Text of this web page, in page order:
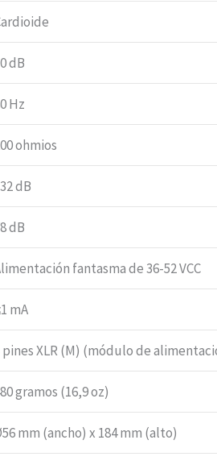
dB
Hz
ohmios
dB
dB
fantasma de 36-52 VCC
mA
pines XLR (M) (módulo de
gramos (16,9 oz)
mm (ancho) x 184 mm (alto)